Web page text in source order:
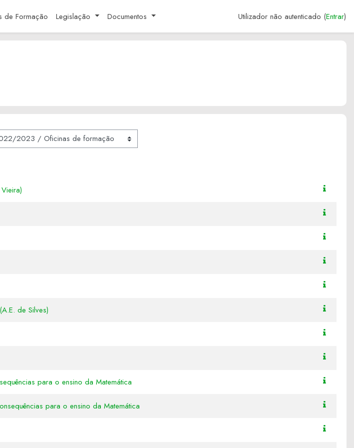
de Formação Legislação Documentos Utilizador não autenticado (Entrar)
de Silves)
para o ensino da Matemática
para o ensino da Matemática